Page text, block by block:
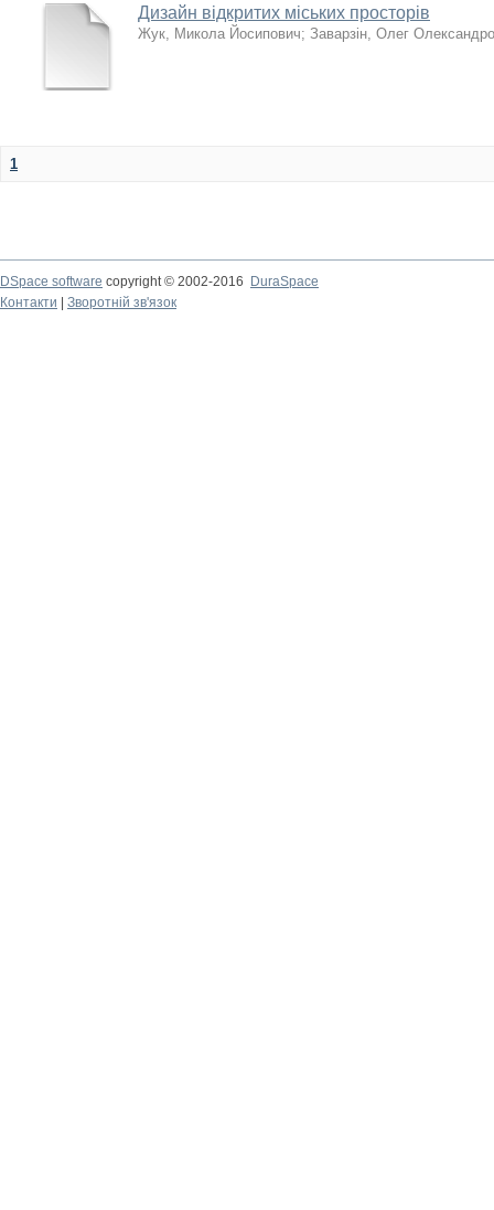
Дизайн відкритих міських просторів
Жук, Микола Йосипович; Заварзін, Олег
1
DSpace software copyright © 2002-2016
DuraSpace
Контакти
Зворотній зв'язок